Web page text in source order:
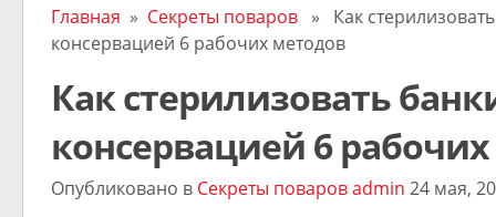
Главная » Секреты поваров» Как
консервацией 6 рабочих методов
Как стерилизовать
консервацией 6
Опубликовано в Секреты поваров admin 24 мая,